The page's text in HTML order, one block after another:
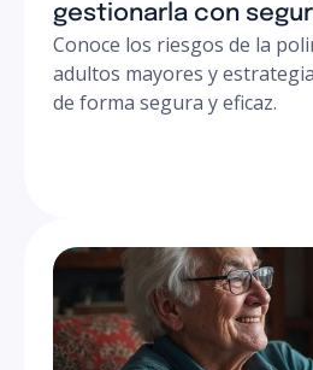
gestionarla con
Conoce los riesgos de la
adultos mayores y
de forma segura y eficaz.